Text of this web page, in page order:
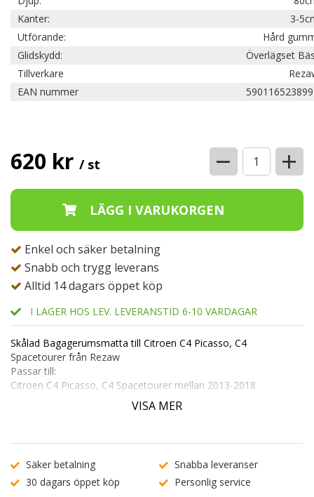
Kanter:
3-
Utförande:
Hård
Glidskydd:
Överlägset
Tillverkare
EAN nummer
620 kr / st − +
Enkel och säker betalning
Snabb och trygg leverans
Alltid 14 dagars öppet köp
I LAGER HOS LEV. LEVERANSTID 6-10 VARDAGAR
Skålad Bagagerumsmatta till Citroen C4 Picasso, C4
Spacetourer från Rezaw
Passar till:
Citroen C4 Picasso, C4 Spacetourer mellan 2013-2018
För bilar med normalt reservhjul. 7-sits
beroende på bilmärke.
Tillverkad av poleyten, mjuk plast, med en extra beläggning av
syntetisk gummi på den räfflade ytan för att ge ett unikt
VISA MER
Säker betalning
Snabba leveranser
30 dagars öppet köp
Personlig service